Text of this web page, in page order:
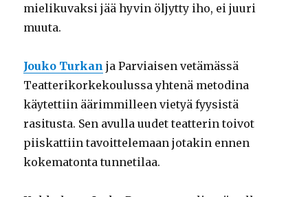
mielikuvaksi jää hyvin öljytty iho, ei juuri
muuta.
Jouko Turkan ja Parviaisen vetämässä
Teatterikorkekoulussa yhtenä metodina
käytettiin äärimmilleen vietyä fyysistä
rasitusta. Sen avulla uudet teatterin toivot
piiskattiin tavoittelemaan jotakin ennen
kokematonta tunnetilaa.